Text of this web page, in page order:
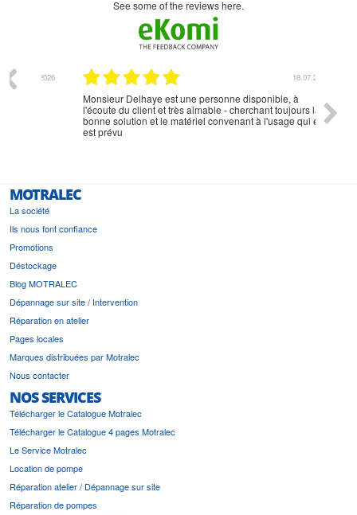
see some of the reviews here.
18.07.2026
Monsieur Delhaye est une personne disponible, à
l'écoute du client et très aimable - cherchant toujours la
bonne solution et le matériel convenant à l'usage qui en
est prévu
MOTRALEC
La société
Ils nous font confiance
Promotions
Déstockage
Blog MOTRALEC
Dépannage sur site / Intervention
Réparation en atelier
Pages locales
Marques distribuées par Motralec
Nous contacter
NOS SERVICES
Télécharger le Catalogue Motralec
Télécharger le Catalogue 4 pages Motralec
Le Service Motralec
Location de pompe
Réparation atelier / Dépannage sur site
Réparation de pompes